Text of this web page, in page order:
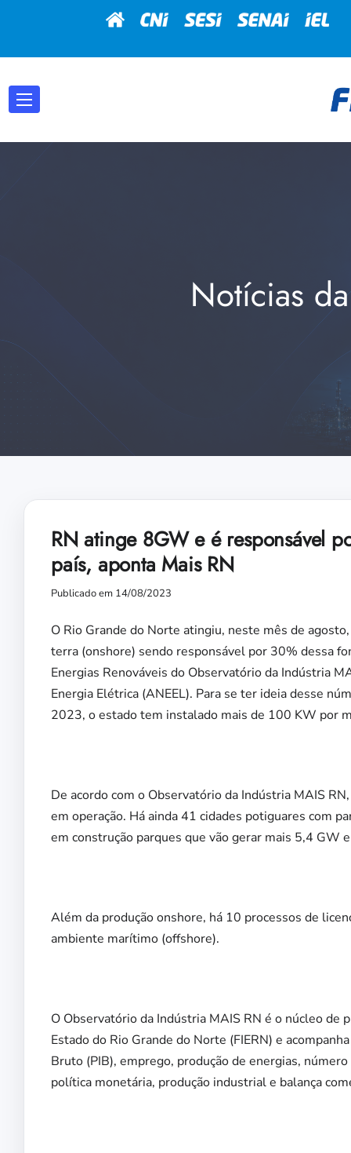
Notícias
RN atinge 8GW e é responsável
país, aponta Mais RN
Publicado em 14/08/2023
O Rio Grande do Norte atingiu, neste mês de
terra (onshore) sendo responsável por 30% dessa
Energias Renováveis do Observatório da Indústria
Energia Elétrica (ANEEL). Para se ter ideia desse
2023, o estado tem instalado mais de 100 KW por
De acordo com o Observatório da Indústria MAIS
em operação. Há ainda 41 cidades potiguares com
em construção parques que vão gerar mais 5,4 GW
Além da produção onshore, há 10 processos de
ambiente marítimo (offshore).
O Observatório da Indústria MAIS RN é o núcleo de
Estado do Rio Grande do Norte (FIERN) e
Bruto (PIB), emprego, produção de energias,
política monetária, produção industrial e balança